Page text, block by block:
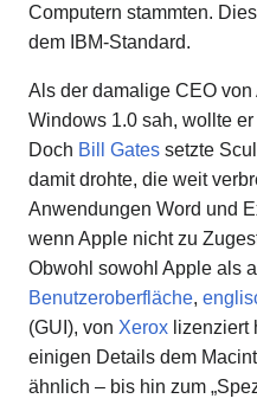
Computern stammten.
dem IBM-Standard.
Als der damalige CEO von
Windows 1.0 sah, wollte
Doch Bill Gates setzte
damit drohte, die weit
Anwendungen Word und
wenn Apple nicht zu
Obwohl sowohl Apple als
Benutzeroberfläche,
(GUI), von Xerox lizenziert
einigen Details dem
ähnlich – bis hin zum